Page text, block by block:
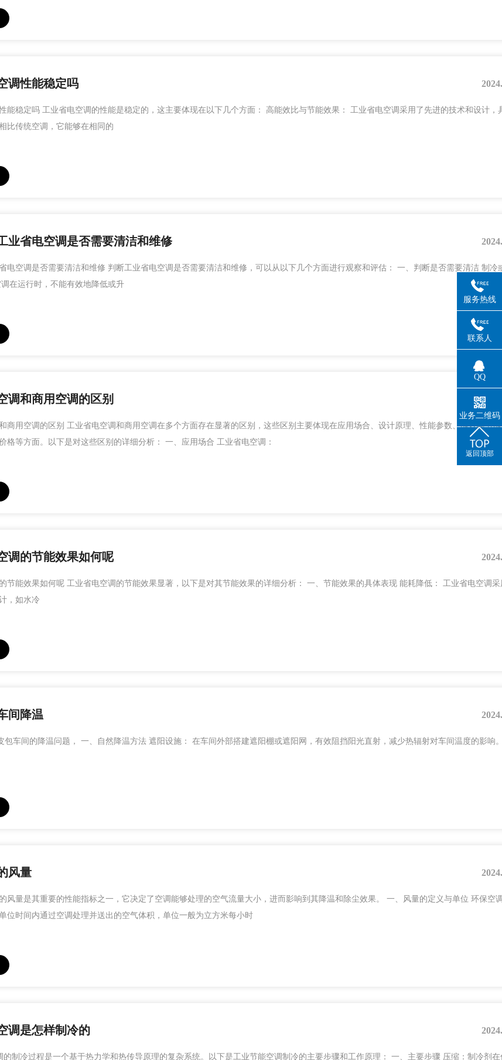
调性能稳定吗
能稳定吗 工业省电空调的性能是稳定的，这主要体现在以下几个方面： 高能效比与节能效果： 工业省电空调采用了先进的技术和设计，
比传统空调，它能够在相同的
业省电空调是否需要清洁和维修
电空调是否需要清洁和维修 判断工业省电空调是否需要清洁和维修，可以从以下几个方面进行观察和评估： 一、判断是否需要清洁 制冷
在运行时，不能有效地降低或升
调和商用空调的区别
商用空调的区别 工业省电空调和商用空调在多个方面存在显著的区别，这些区别主要体现在应用场合、设计原理、性能参数、能效与节
格等方面。以下是对这些区别的详细分析： 一、应用场合 工业省电空调：
调的节能效果如何呢
节能效果如何呢 工业省电空调的节能效果显著，以下是对其节能效果的详细分析： 一、节能效果的具体表现 能耗降低： 工业省电空调采
，如水冷
间降温
车间的降温问题， 一、自然降温方法 遮阳设施： 在车间外部搭建遮阳棚或遮阳网，有效阻挡阳光直射，减少热辐射对车间温度的影响
风量
量是其重要的性能指标之一，它决定了空调能够处理的空气流量大小，进而影响到其降温和除尘效果。 一、风量的定义与单位 环保空
位时间内通过空调处理并送出的空气体积，单位一般为立方米每小时
调是怎样制冷的
的制冷过程是一个基于热力学和热传导原理的复杂系统。以下是工业节能空调制冷的主要步骤和工作原理： 一、主要步骤 压缩：制冷剂在
服务热线
联系人
QQ
业务二维码
返回顶部